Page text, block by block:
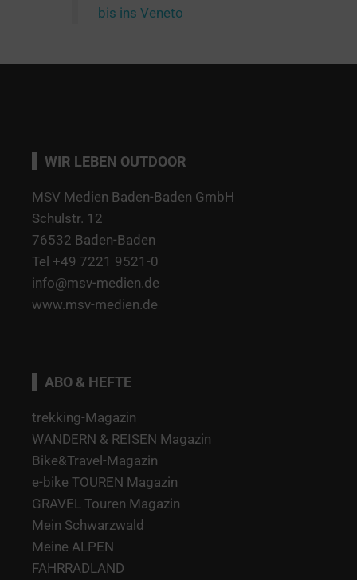
bis ins Veneto
WIR LEBEN OUTDOOR
MSV Medien Baden-Baden GmbH
Schulstr. 12
76532 Baden-Baden
Tel +49 7221 9521-0
info@msv-medien.de
www.msv-medien.de
ABO & HEFTE
trekking-Magazin
WANDERN & REISEN Magazin
Bike&Travel-Magazin
e-bike TOUREN Magazin
GRAVEL Touren Magazin
Mein Schwarzwald
Meine ALPEN
FAHRRADLAND